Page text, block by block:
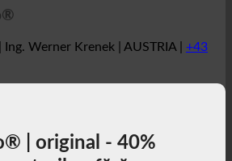
Werner Krenek | AUSTRIA |
fără